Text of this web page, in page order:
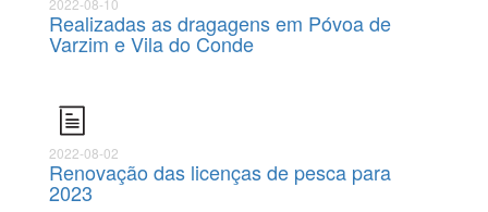
2022-08-10
Realizadas as dragagens em Póvoa de
Varzim e Vila do Conde
2022-08-02
Renovação das licenças de pesca para
2023